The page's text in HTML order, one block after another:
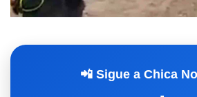
📲 Sigue a Chica